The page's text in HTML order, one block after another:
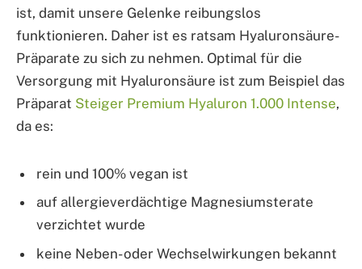
ist, damit unsere Gelenke reibungslos
funktionieren. Daher ist es ratsam Hyaluronsäure-
Präparate zu sich zu nehmen. Optimal für die
Versorgung mit Hyaluronsäure ist zum Beispiel das
Präparat Steiger Premium Hyaluron 1.000 Intense,
da es:
rein und 100% vegan ist
auf allergieverdächtige Magnesiumsterate
verzichtet wurde
keine Neben- oder Wechselwirkungen bekannt